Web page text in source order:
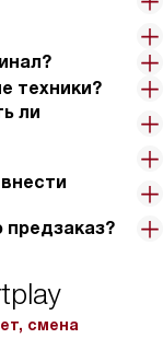
техники?
ли
предзаказ?
смена